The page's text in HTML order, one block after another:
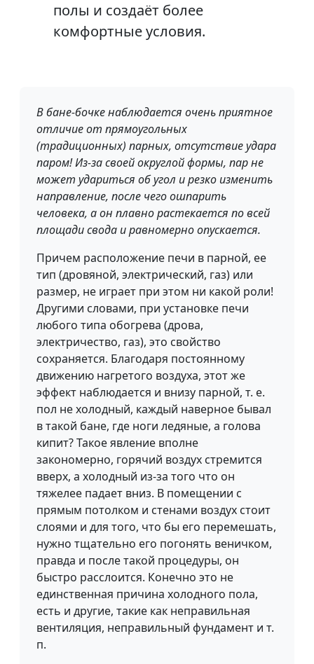
полы и создаёт более
комфортные условия.
В бане-бочке наблюдается очень приятное
отличие от прямоугольных
(традиционных) парных, отсутствие удара
паром! Из-за своей округлой формы, пар не
может удариться об угол и резко изменить
направление, после чего ошпарить
человека, а он плавно растекается по всей
площади свода и равномерно опускается.
Причем расположение печи в парной, ее
тип (дровяной, электрический, газ) или
размер, не играет при этом ни какой роли!
Другими словами, при установке печи
любого типа обогрева (дрова,
электричество, газ), это свойство
сохраняется. Благодаря постоянному
движению нагретого воздуха, этот же
эффект наблюдается и внизу парной, т. е.
пол не холодный, каждый наверное бывал
в такой бане, где ноги ледяные, а голова
кипит? Такое явление вполне
закономерно, горячий воздух стремится
вверх, а холодный из-за того что он
тяжелее падает вниз. В помещении с
прямым потолком и стенами воздух стоит
слоями и для того, что бы его перемешать,
нужно тщательно его погонять веничком,
правда и после такой процедуры, он
быстро расслоится. Конечно это не
единственная причина холодного пола,
есть и другие, такие как неправильная
вентиляция, неправильный фундамент и т.
п.